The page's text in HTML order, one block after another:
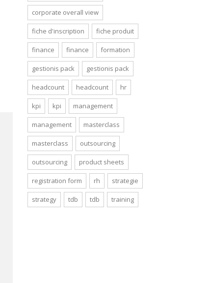
corporate overall view
fiche d'inscription fiche produit
finance finance formation
gestionis pack gestionis pack
headcount headcount hr
kpi kpi management
management masterclass
masterclass outsourcing
outsourcing product sheets
registration form rh strategie
strategy tdb tdb training